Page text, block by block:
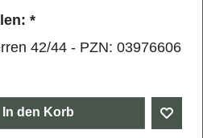
*
42/44 - PZN: 03976606
In den Korb